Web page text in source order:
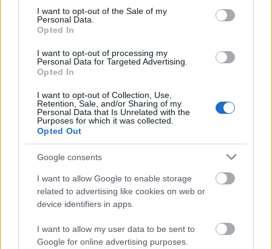
consent section.
I want to opt-out of the Sale of my
Personal Data.
Opted In
I want to opt-out of processing my
Personal Data for Targeted Advertising.
Opted In
I want to opt-out of Collection, Use,
Retention, Sale, and/or Sharing of my
Personal Data that Is Unrelated with the
Purposes for which it was collected.
Opted Out
Google consents
I want to allow Google to enable storage
related to advertising like cookies on web or
device identifiers in apps.
I want to allow my user data to be sent to
Google for online advertising purposes.
A különbség leleplezés és leleplezés
között
Boldog Péter•2013. március 26.
Run Morro bűvész csütörtöki Ferrari-eltüntetés
"egyik lehetséges" metódusának elárulása kapcsán
ismét előtérbe került a bűvésztrükkök nyilvános
leleplezésének kérdése. A vélemények nagyjából
egybevágnak: Bűvészblog Facebook csoportjában
egybehangzóan…
Magic Mondays - David Copperfield